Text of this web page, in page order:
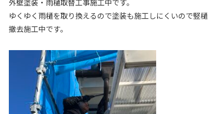
外壁塗装・雨樋取替工事施工中です。
ゆくゆく雨樋を取り換えるので塗装も施工しにくいので竪樋
撤去施工中です。